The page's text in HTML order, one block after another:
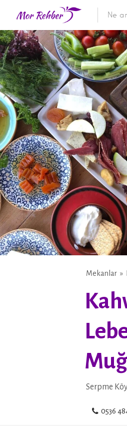
Mekanlar
Serpme
0536